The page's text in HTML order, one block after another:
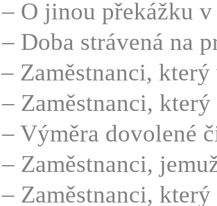
– O jinou překážku
– Doba strávená na
– Zaměstnanci,
– Zaměstnanci, který
– Výměra dovolené
– Zaměstnanci,
– Zaměstnanci,